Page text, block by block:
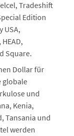
Tradeshift
Edition
USA,
Square.
Dollar für
globale
und
Kenia,
Tansania und
werden